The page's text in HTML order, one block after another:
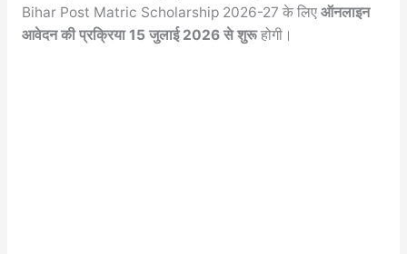
Bihar Post Matric Scholarship 2026-27 के लिए ऑनलाइन
आवेदन की प्रक्रिया 15 जुलाई 2026 से शुरूहोगी।